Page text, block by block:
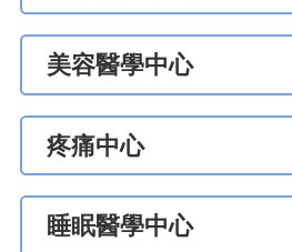
美容醫學中心
疼痛中心
睡眠醫學中心